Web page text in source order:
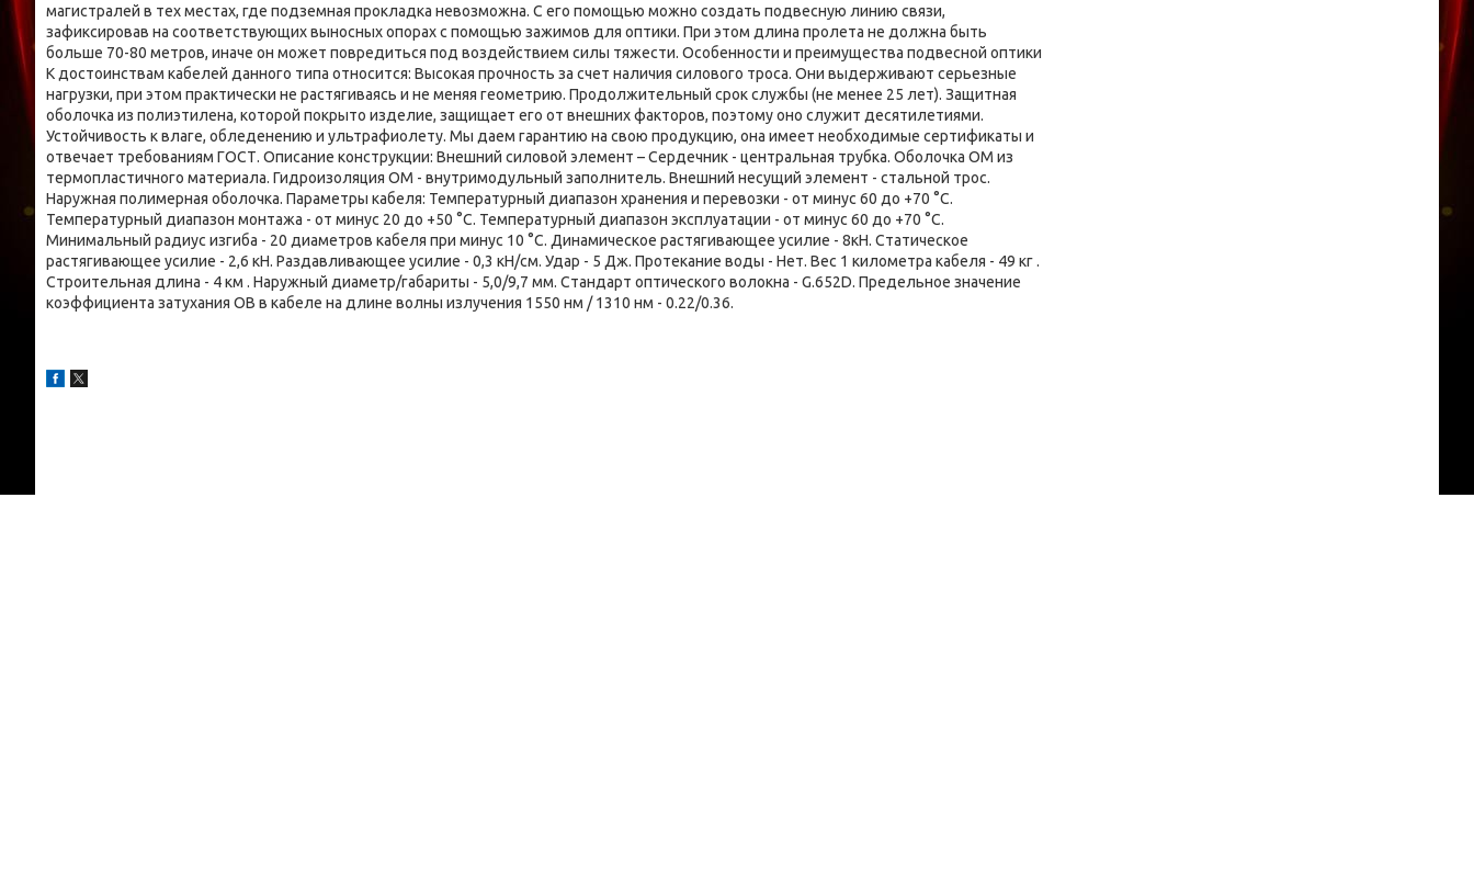
магистралей в тех местах, где подземная прокладка невозможна. С его помощью можно создать подвесную линию связи,
зафиксировав на соответствующих выносных опорах с помощью зажимов для оптики. При этом длина пролета не должна быть
больше 70-80 метров, иначе он может повредиться под воздействием силы тяжести. Особенности и преимущества подвесной оптики
К достоинствам кабелей данного типа относится: Высокая прочность за счет наличия силового троса. Они выдерживают серьезные
нагрузки, при этом практически не растягиваясь и не меняя геометрию. Продолжительный срок службы (не менее 25 лет). Защитная
оболочка из полиэтилена, которой покрыто изделие, защищает его от внешних факторов, поэтому оно служит десятилетиями.
Устойчивость к влаге, обледенению и ультрафиолету. Мы даем гарантию на свою продукцию, она имеет необходимые сертификаты и
отвечает требованиям ГОСТ. Описание конструкции: Внешний силовой элемент – Сердечник - центральная трубка. Оболочка ОМ из
термопластичного материала. Гидроизоляция ОМ - внутримодульный заполнитель. Внешний несущий элемент - стальной трос.
Наружная полимерная оболочка. Параметры кабеля: Температурный диапазон хранения и перевозки - от минус 60 до +70 °С.
Температурный диапазон монтажа - от минус 20 до +50 °С. Температурный диапазон эксплуатации - от минус 60 до +70 °С.
Минимальный радиус изгиба - 20 диаметров кабеля при минус 10 °С. Динамическое растягивающее усилие - 8кН. Статическое
растягивающее усилие - 2,6 кН. Раздавливающее усилие - 0,3 кН/см. Удар - 5 Дж. Протекание воды - Нет. Вес 1 километра кабеля - 49 кг .
Строительная длина - 4 км . Наружный диаметр/габариты - 5,0/9,7 мм. Стандарт оптического волокна - G.652D. Предельное значение
коэффициента затухания ОВ в кабеле на длине волны излучения 1550 нм / 1310 нм - 0.22/0.36.